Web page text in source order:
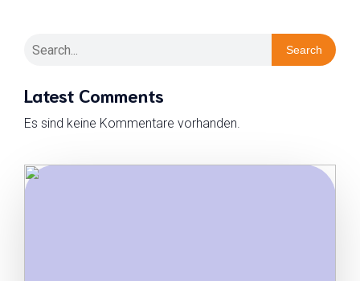
Search
Latest Comments
Es sind keine Kommentare vorhanden.